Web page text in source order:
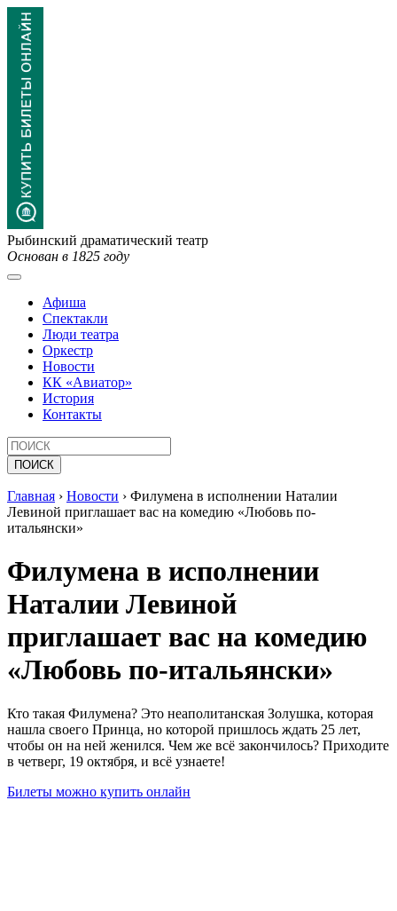
Рыбинский драматический театр
Основан в 1825 году
Афиша
Спектакли
Люди театра
Оркестр
Новости
КК «Авиатор»
История
Контакты
Главная › Новости › Филумена в исполнении Наталии
Левиной приглашает вас на комедию «Любовь по-
итальянски»
Филумена в исполнении
Наталии Левиной
приглашает вас на комедию
«Любовь по-итальянски»
Кто такая Филумена? Это неаполитанская Золушка, которая
нашла своего Принца, но которой пришлось ждать 25 лет,
чтобы он на ней женился. Чем же всё закончилось? Приходите
в четверг, 19 октября, и всё узнаете!
Билеты можно купить онлайн